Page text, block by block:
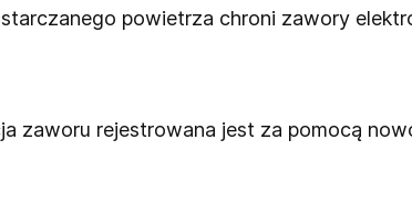
powietrza chroni zawory
zaworu rejestrowana jest za pomocą